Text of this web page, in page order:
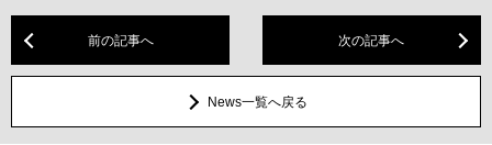
前の記事へ 次の記事へ
News一覧へ戻る